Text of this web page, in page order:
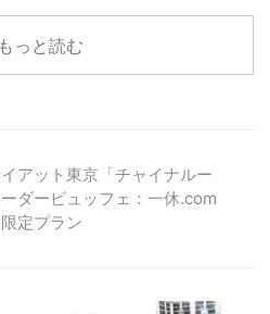
す。 私はデルタアメックスゴー
ルドカードを所有していまして、
ます。 JALさくらラウンジデルタ
航空×、大韓航空・チャイナエア
ライン・中国東方航空○TIAT ス
もっと読む
アット東京「チャイナルー
ダービュッフェ：一休.com
定プラン